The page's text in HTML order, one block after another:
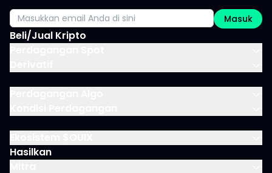
Beli/Jual Kripto
Hasilkan
Masuk